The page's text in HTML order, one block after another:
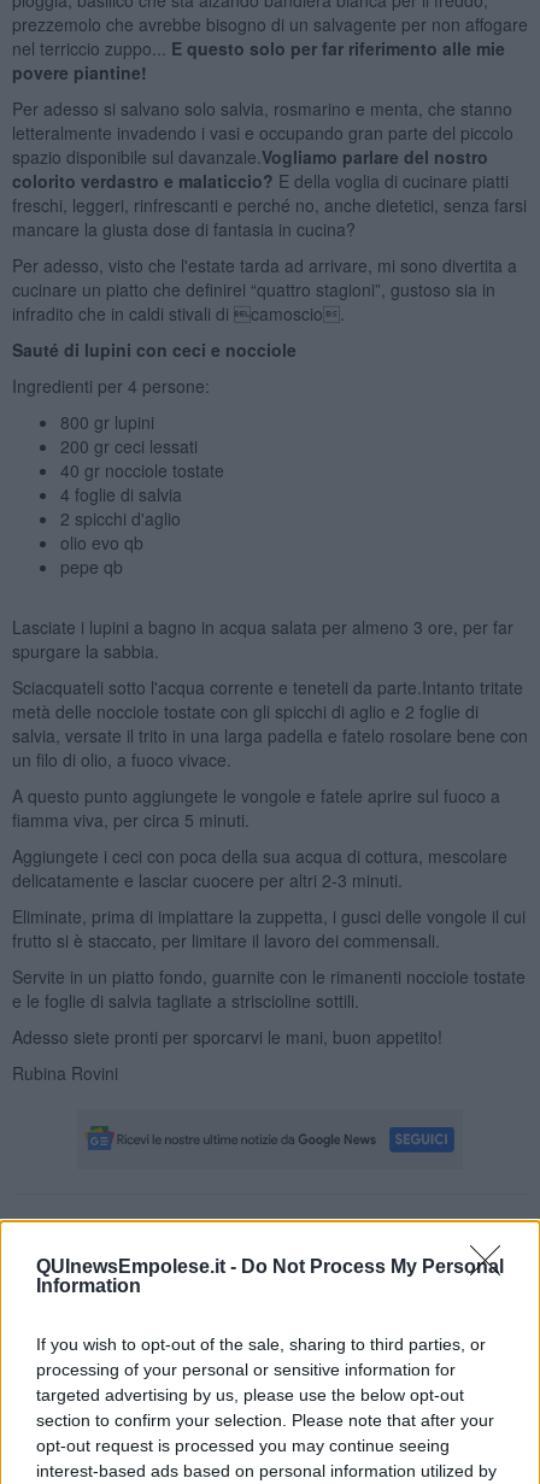
QUInewsEmpolese.it - Do Not Process My Personal
Information
If you wish to opt-out of the sale, sharing to third parties, or
processing of your personal or sensitive information for
targeted advertising by us, please use the below opt-out
section to confirm your selection. Please note that after your
opt-out request is processed you may continue seeing
interest-based ads based on personal information utilized by
prezzemolo che avrebbe bisogno di un salvagente per non affogare
nel terriccio zuppo... E questo solo per far riferimento alle mie
povere piantine!
Per adesso si salvano solo salvia, rosmarino e menta, che stanno
letteralmente invadendo i vasi e occupando gran parte del piccolo
spazio disponibile sul davanzale. Vogliamo parlare del nostro
colorito verdastro e malaticcio? E della voglia di cucinare piatti
freschi, leggeri, rinfrescanti e perché no, anche dietetici, senza farsi
mancare la giusta dose di fantasia in cucina?
Per adesso, visto che l'estate tarda ad arrivare, mi sono divertita a
cucinare un piatto che definirei “quattro stagioni”, gustoso sia in
infradito che in caldi stivali di camoscio.
Sauté di lupini con ceci e nocciole
Ingredienti per 4 persone:
800 gr lupini
200 gr ceci lessati
40 gr nocciole tostate
4 foglie di salvia
2 spicchi d'aglio
olio evo qb
pepe qb
Lasciate i lupini a bagno in acqua salata per almeno 3 ore, per far
spurgare la sabbia.
Sciacquateli sotto l'acqua corrente e teneteli da parte.Intanto tritate
metà delle nocciole tostate con gli spicchi di aglio e 2 foglie di
salvia, versate il trito in una larga padella e fatelo rosolare bene con
un filo di olio, a fuoco vivace.
A questo punto aggiungete le vongole e fatele aprire sul fuoco a
fiamma viva, per circa 5 minuti.
Aggiungete i ceci con poca della sua acqua di cottura, mescolare
delicatamente e lasciar cuocere per altri 2-3 minuti.
Eliminate, prima di impiattare la zuppetta, i gusci delle vongole il cui
frutto si è staccato, per limitare il lavoro dei commensali.
Servite in un piatto fondo, guarnite con le rimanenti nocciole tostate
e le foglie di salvia tagliate a striscioline sottili.
Adesso siete pronti per sporcarvi le mani, buon appetito!
Rubina Rovini
Se vuoi leggere le notizie principali della Toscana iscriviti alla
Newsletter QUInews - ToscanaMedia.Arriva gratis tutti i giorni
alle 20:00 direttamente nella tua casella di posta.
Videogallery